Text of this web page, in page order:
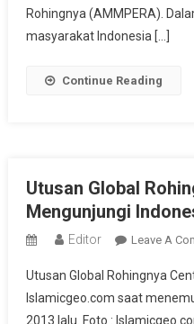
Rohingnya (AMMPERA).
masyarakat Indonesia […]
Continue Reading
Utusan Global
Mengunjungi
Editor Leave A
Utusan Global Rohingnya
Islamicgeo.com saat
2013 lalu. Foto :